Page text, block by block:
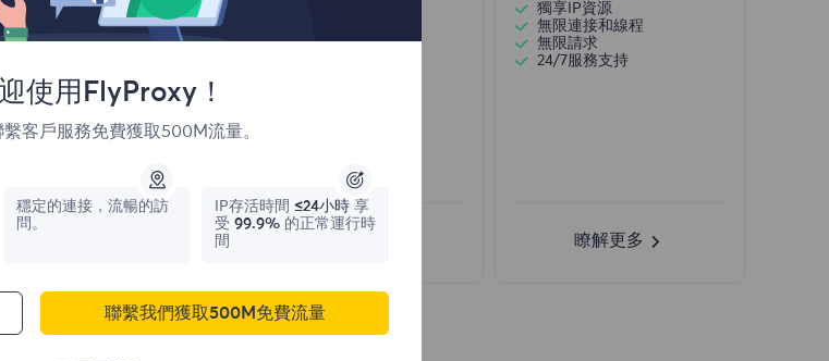
無限並發會話
一億+ 優質住宅代理
自動代理輪換
高成功率
獨享IP資源
無限連接和線程
無限請求
24/7服務支持
瞭解更多
使用FlyProxy！
客戶服務免費獲取500M流量。
穩定的連接，流暢的訪
問。
IP存活時間 ≤24小時 享
受 99.9% 的正常運行時
間
聯繫我們獲取500M免費流量